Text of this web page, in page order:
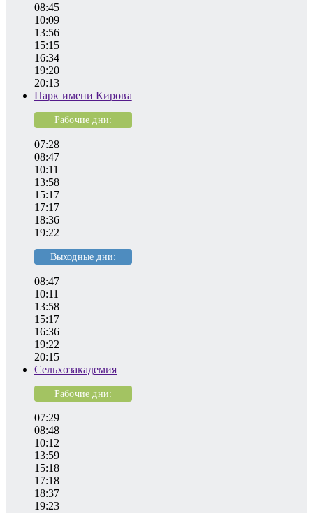
08:45
10:09
13:56
15:15
16:34
19:20
20:13
Парк имени Кирова
Рабочие дни:
07:28
08:47
10:11
13:58
15:17
17:17
18:36
19:22
Выходные дни:
08:47
10:11
13:58
15:17
16:36
19:22
20:15
Сельхозакадемия
Рабочие дни:
07:29
08:48
10:12
13:59
15:18
17:18
18:37
19:23